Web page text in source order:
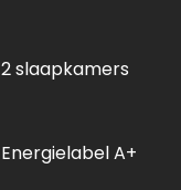
2 slaapkamers
Energielabel A+